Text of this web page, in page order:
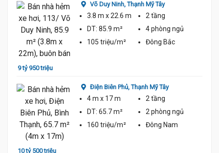
9 tỷ 950 triệu
Võ Duy Ninh,Thạnh Mỹ Tây
3.8 m x 22.6 m
2 tầng
DT: 85.9 m² 4 phòng ngủ
105 triệu/m²
Đông Bắc
10 tỷ 500 triệu
Điện Biên Phủ,Thạnh Mỹ Tây
4 m x 17 m
2 tầng
DT: 65.7 m² 2 phòng ngủ
160 triệu/m²
Đông Nam